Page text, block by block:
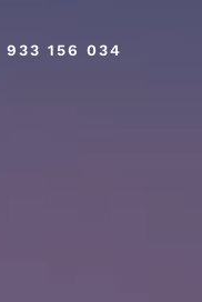
933 156 034